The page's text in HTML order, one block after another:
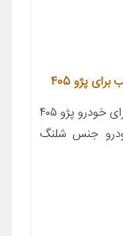
معرفی محصول جزئیات محصول مناسب برای خودرو پژو ۴۰۵
جنس شلنگ